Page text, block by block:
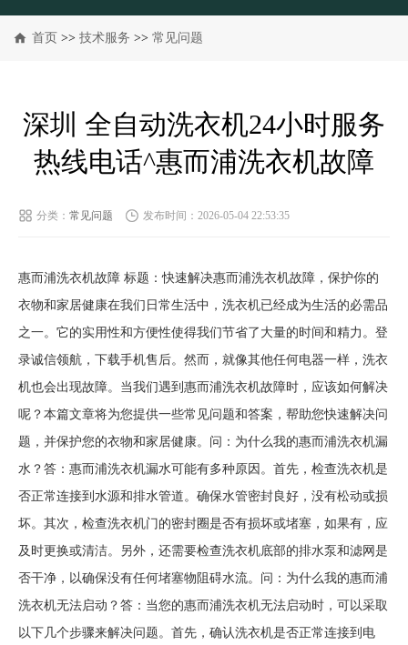
首页 >> 技术服务 >> 常见问题
深圳 全自动洗衣机24小时服务
热线电话^惠而浦洗衣机故障
分类： 常见问题 发布时间：2026-05-04 22:53:35
惠而浦洗衣机故障 标题：快速解决惠而浦洗衣机故障，保护你的
衣物和家居健康在我们日常生活中，洗衣机已经成为生活的必需品
之一。它的实用性和方便性使得我们节省了大量的时间和精力。登
录诚信领航，下载手机售后。然而，就像其他任何电器一样，洗衣
机也会出现故障。当我们遇到惠而浦洗衣机故障时，应该如何解决
呢？本篇文章将为您提供一些常见问题和答案，帮助您快速解决问
题，并保护您的衣物和家居健康。问：为什么我的惠而浦洗衣机漏
水？答：惠而浦洗衣机漏水可能有多种原因。首先，检查洗衣机是
否正常连接到水源和排水管道。确保水管密封良好，没有松动或损
坏。其次，检查洗衣机门的密封圈是否有损坏或堵塞，如果有，应
及时更换或清洁。另外，还需要检查洗衣机底部的排水泵和滤网是
否干净，以确保没有任何堵塞物阻碍水流。问：为什么我的惠而浦
洗衣机无法启动？答：当您的惠而浦洗衣机无法启动时，可以采取
以下几个步骤来解决问题。首先，确认洗衣机是否正常连接到电